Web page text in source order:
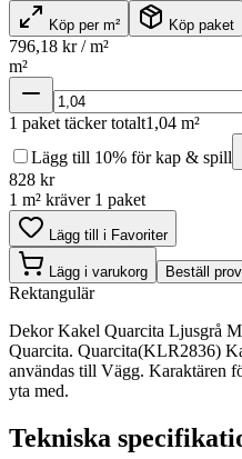
Köp per m² Köp paket
796,18 kr / m²
m²
1 paket täcker totalt1,04 m²
Lägg till 10% för kap & spill
828 kr
1 m² kräver 1 paket
Lägg till i Favoriter
Lägg i varukorg Beställ
Rektangulär
Dekor Kakel Quarcita Ljusgrå
Quarcita. Quarcita(KLR2836)
användas till Vägg. Karaktären
yta med.
Tekniska